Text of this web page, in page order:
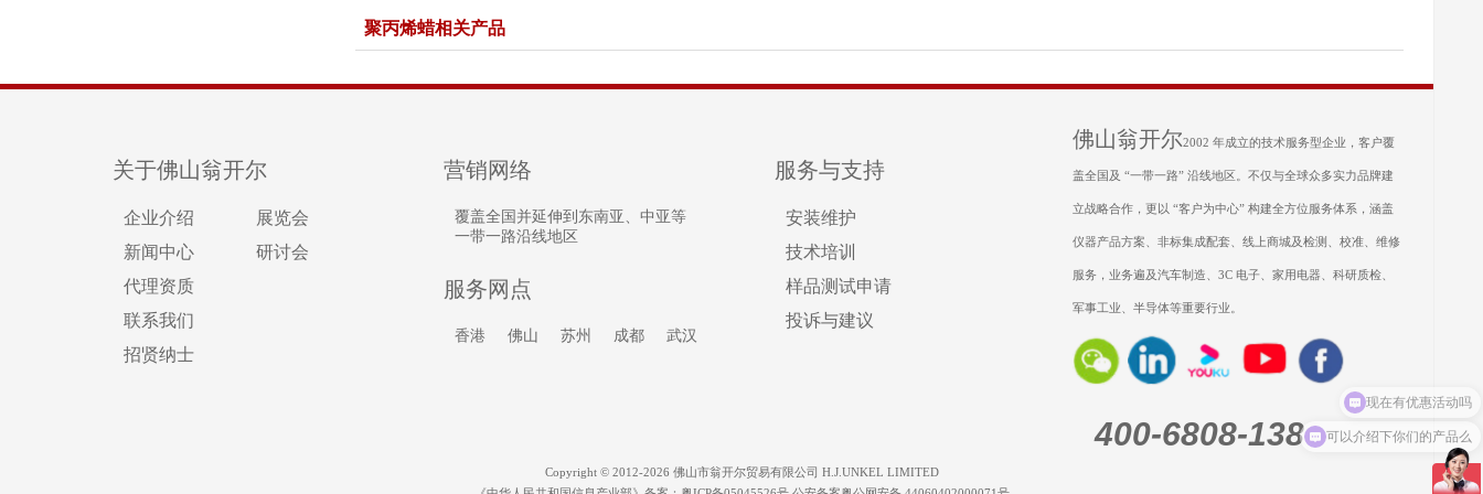
聚丙烯蜡相关产品
关于佛山翁开尔
企业介绍
新闻中心
代理资质
联系我们
招贤纳士
展览会
研讨会
营销网络
覆盖全国并延伸到东南亚、中亚等
一带一路沿线地区
服务网点
香港 佛山 苏州 成都 武汉
服务与支持
安装维护
技术培训
样品测试申请
投诉与建议
佛山翁开尔2002 年成立的技术服务型企业，客户覆
盖全国及 “一带一路” 沿线地区。不仅与全球众多实力品牌建
立战略合作，更以 “客户为中心” 构建全方位服务体系，涵盖
仪器产品方案、非标集成配套、线上商城及检测、校准、维修
服务，业务遍及汽车制造、3C 电子、家用电器、科研质检、
军事工业、半导体等重要行业。
400-6808-138
Copyright © 2012-2026 佛山市翁开尔贸易有限公司 H.J.UNKEL LIMITED